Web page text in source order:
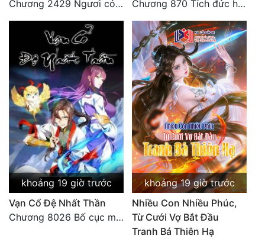
Chương 2429 Ngươi có tuệ nhãn? Ta có...
Chương 870 Tích đức hành thiện
khoảng 19 giờ trước
Vạn Cổ Đệ Nhất Thần
Chương 8026 Bố cục mới
khoảng 19 giờ trước
Nhiều Con Nhiều Phúc,
Từ Cưới Vợ Bắt Đầu
Tranh Bá Thiên Hạ